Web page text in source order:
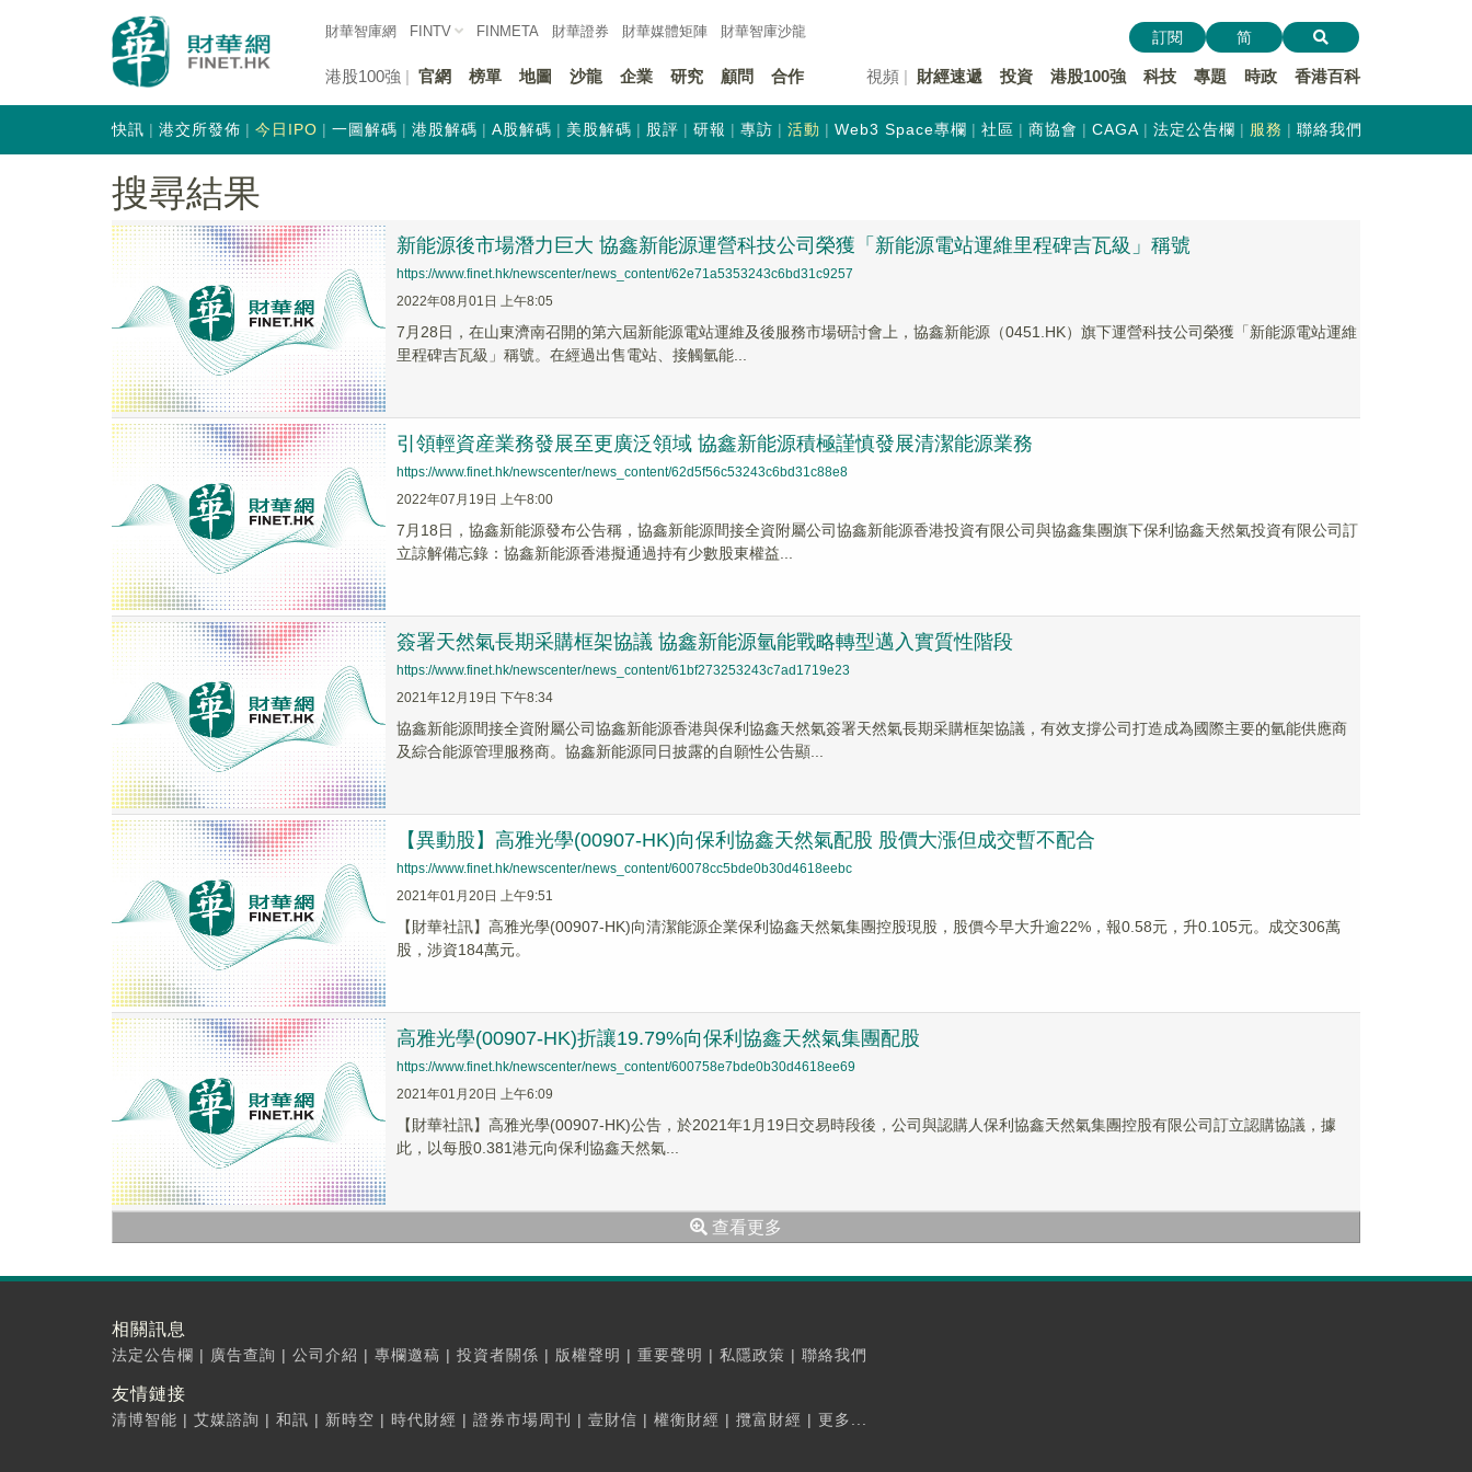
財華智庫網 FINTV FINMETA 財華證券 財華媒體矩陣 財華智庫沙龍
港股100強 官網 榜單 地圖 沙龍 企業 研究 顧問 合作 視頻 財經速遞 投資 港股100強 科技 專題 時政 香港百科
訂閱 简
快訊 港交所發佈 今日IPO 一圖解碼 港股解碼 A股解碼 美股解碼 股評 研報 專訪 活動 Web3 Space專欄 社區 商協會 CAGA 法定公告欄 服務 聯絡我們
搜尋結果
新能源後市場潛力巨大 協鑫新能源運營科技公司榮獲「新能源電站運維里程碑吉瓦級」稱號
https://www.finet.hk/newscenter/news_content/62e71a5353243c6bd31c9257
2022年08月01日 上午8:05
7月28日，在山東濟南召開的第六屆新能源電站運維及後服務市場研討會上，協鑫新能源（0451.HK）旗下運營科技公司榮獲「新能源電站運維
里程碑吉瓦級」稱號。在經過出售電站、接觸氫能...
引領輕資産業務發展至更廣泛領域 協鑫新能源積極謹慎發展清潔能源業務
https://www.finet.hk/newscenter/news_content/62d5f56c53243c6bd31c88e8
2022年07月19日 上午8:00
7月18日，協鑫新能源發布公告稱，協鑫新能源間接全資附屬公司協鑫新能源香港投資有限公司與協鑫集團旗下保利協鑫天然氣投資有限公司訂
立諒解備忘錄：協鑫新能源香港擬通過持有少數股東權益...
簽署天然氣長期采購框架協議 協鑫新能源氫能戰略轉型邁入實質性階段
https://www.finet.hk/newscenter/news_content/61bf273253243c7ad1719e23
2021年12月19日 下午8:34
協鑫新能源間接全資附屬公司協鑫新能源香港與保利協鑫天然氣簽署天然氣長期采購框架協議，有效支撐公司打造成為國際主要的氫能供應商
及綜合能源管理服務商。協鑫新能源同日披露的自願性公告顯...
【異動股】高雅光學(00907-HK)向保利協鑫天然氣配股 股價大漲但成交暫不配合
https://www.finet.hk/newscenter/news_content/60078cc5bde0b30d4618eebc
2021年01月20日 上午9:51
【財華社訊】高雅光學(00907-HK)向清潔能源企業保利協鑫天然氣集團控股現股，股價今早大升逾22%，報0.58元，升0.105元。成交306萬
股，涉資184萬元。
高雅光學(00907-HK)折讓19.79%向保利協鑫天然氣集團配股
https://www.finet.hk/newscenter/news_content/600758e7bde0b30d4618ee69
2021年01月20日 上午6:09
【財華社訊】高雅光學(00907-HK)公告，於2021年1月19日交易時段後，公司與認購人保利協鑫天然氣集團控股有限公司訂立認購協議，據
此，以每股0.381港元向保利協鑫天然氣...
查看更多
相關訊息
法定公告欄 | 廣告查詢 | 公司介紹 | 專欄邀稿 | 投資者關係 | 版權聲明 | 重要聲明 | 私隱政策 | 聯絡我們
友情鏈接
清博智能 | 艾媒諮詢 | 和訊 | 新時空 | 時代財經 | 證券市場周刊 | 壹財信 | 權衡財經 | 攬富財經 | 更多...